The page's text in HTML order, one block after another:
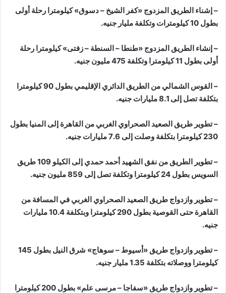
– إشناء الطريق المزدوج «كفر الشيخ – دسوق» كيلومترا رحلة أولى
بطول 10 كيلومترات وتكلفة مليار جنيه.
– إنشاء الطريق المزدوج «طنطا – السنطة – زفتى» كيلومترا رحلة
أولى بطول 11 كيلومترا وتكلفة 475 مليون جنيه.
– القوس الشمالي من الطريق الدائري الإقليمي بطول 90 كيلومترا
بتكلفة تصل إلى 8.1 مليارات جنيه.
– تطوير طريق الصعيد الصحراوي الغربي من القاهرة إلى المنيا بطول
230 كيلومترا بتكلفة وصلت إلى 7.6 مليارات جنيه.
– تطوير الطريق من نفق الشهيد أحمد حمدي إلى الكيلو 109 طريق
السويس بطول 24 كيلومترا وتكلفة تصل إلى 859 مليون جنيه.
– تطوير وازدواج طريق الصعيد الصحراوي الغربي في المسافة من
القاهرة حتى القوصية بطول 290 كيلومترا وبتكلفة 10.4 مليارات
جنيه.
– تطوير وازدواج طريق «أسيوط – سوهاج» شرق النيل بطول 145
كيلومترا ووصلاته بتكلفة 1.35 مليار جنيه.
– تطوير وازدواج طريق «سفاجا – مرسى علم» بطول 200 كيلومترا